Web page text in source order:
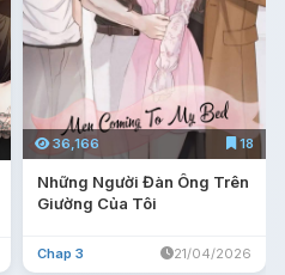
36,166 18
Những Người Đàn Ông Trên
Giường Của Tôi
Chap 3 21/04/2026